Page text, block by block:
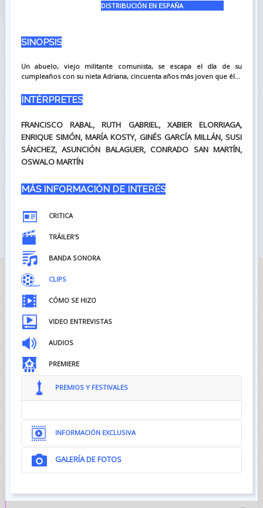
DISTRIBUCIÓN EN ESPAÑA
SINOPSIS
Un abuelo, viejo militante comunista, se escapa el día de su
cumpleaños con su nieta Adriana, cincuenta años más joven que él...
INTÉRPRETES
FRANCISCO RABAL, RUTH GABRIEL, XABIER ELORRIAGA,
ENRIQUE SIMÓN, MARÍA KOSTY, GINÉS GARCÍA MILLÁN, SUSI
SÁNCHEZ, ASUNCIÓN BALAGUER, CONRADO SAN MARTÍN,
OSWALO MARTÍN
MÁS INFORMACIÓN DE INTERÉS
CRITICA
TRÁILER'S
BANDA SONORA
CLIPS
CÓMO SE HIZO
VIDEO ENTREVISTAS
AUDIOS
PREMIERE
PREMIOS Y FESTIVALES
INFORMACIÓN EXCLUSIVA
GALERÍA DE FOTOS